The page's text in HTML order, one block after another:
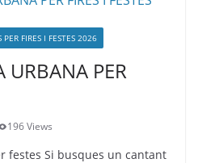
FIRES I FESTES 2026
URBANA PER
196 Views
festes Si busques un cantant